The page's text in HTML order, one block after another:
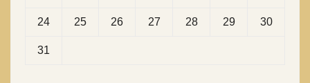
24 25 26 27 28 29 30
31